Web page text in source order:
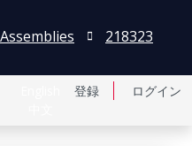
登録 ログイン
218323